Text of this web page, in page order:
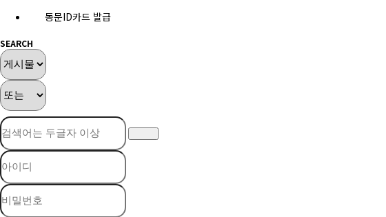
동문ID카드 발급
SEARCH